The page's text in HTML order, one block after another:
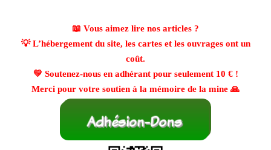
📖 Vous aimez lire nos articles ?
💡 L’hébergement du site, les cartes et les ouvrages ont un
coût.
💛 Soutenez-nous en adhérant pour seulement 10 €!
Merci pour votre soutien à la mémoire de la mine 🙏